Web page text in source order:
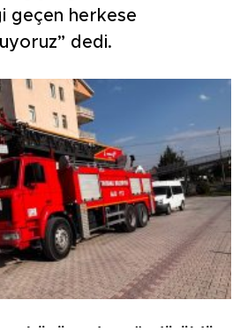
geçen herkese
dedi.